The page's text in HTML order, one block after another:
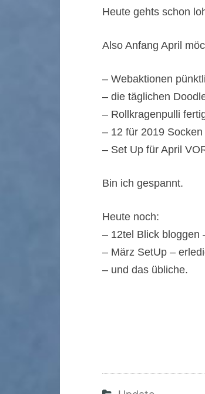
Heute gehts schon
Also Anfang April
– Webaktionen
– die täglichen
– Rollkragenpulli
– 12 für 2019
– Set Up für April
Bin ich gespannt.
Heute noch:
– 12tel Blick bloggen
– März SetUp –
– und das übliche.